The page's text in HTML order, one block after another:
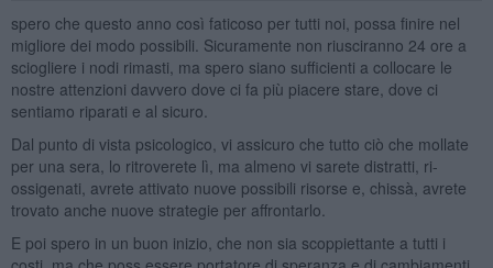
spero che questo anno così faticoso per tutti noi, possa finire nel
migliore dei modo possibili. Sicuramente non riusciranno 24 ore a
sciogliere i nodi rimasti, ma spero siano sufficienti a collocare le
nostre attenzioni davvero dove ci fa più piacere stare, dove ci
sentiamo riparati e al sicuro.
Dal punto di vista psicologico, vi assicuro che tutto ciò che mollate
per una sera, lo ritroverete lì, ma almeno vi sarete distratti, ri-
ossigenati, avrete attivato nuove possibili risorse e, chissà, avrete
trovato anche nuove strategie per affrontarlo.
E poi spero in un buon inizio, che non sia scoppiettante a tutti i